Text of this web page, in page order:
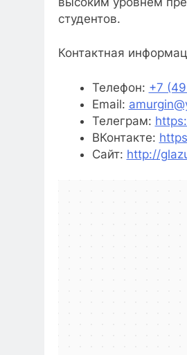
студентов.
Контактная
Телефон: +7
Email:
Телеграм:
ВКонтакте:
Сайт: http://